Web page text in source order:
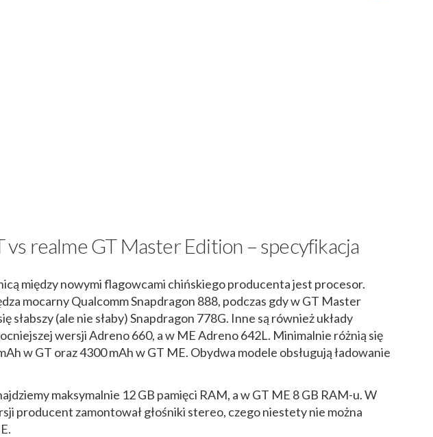
vs realme GT Master Edition – specyfikacja
między nowymi flagowcami chińskiego producenta jest procesor.
mocarny Qualcomm Snapdragon 888, podczas gdy w GT Master
słabszy (ale nie słaby) Snapdragon 778G. Inne są również układy
wersji Adreno 660, a w ME Adreno 642L. Minimalnie różnią się
w GT oraz 4300 mAh w GT ME. Obydwa modele obsługują ładowanie
maksymalnie 12 GB pamięci RAM, a w GT ME 8 GB RAM-u. W
producent zamontował głośniki stereo, czego niestety nie można